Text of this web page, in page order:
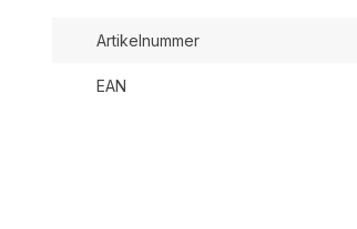
Artikelnummer
EAN